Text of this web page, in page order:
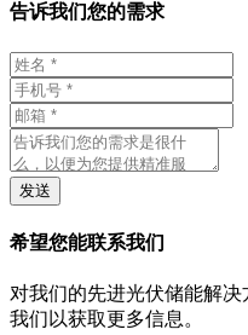
告诉我们您的需求
发送
希望您能联系我们
对我们的先进光伏储能解
我们以获取更多信息。